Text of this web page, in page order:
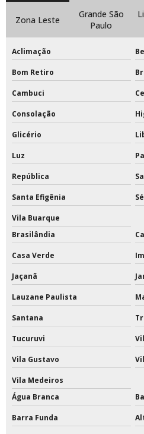
Rede de tênis preço
Rede de tênis profissional
Redes de proteção para quadras
Redes de tenis de quadra
Redes esportivas
Redes esportivas de proteção
Redes esportivas sob medida
Reformas em quadras esportivas
Tabela de basquete acrilico oficial
Tabela de basquete com estrutura
Tabela de basquete oficial
Tabela de basquete oficial a venda
Tabela de basquete oficial acrílico
Tabela de basquete oficial com
Zona Leste
Grande São
Paulo
Aclimação
Bom Retiro
Cambuci
Consolação
Glicério
Luz
República
Santa Efigênia Sé
Vila Buarque
Brasilândia
Casa Verde
Jaçanã
Lauzane Paulista
Santana
Tucuruvi
Vila Gustavo
Vila Medeiros
Água Branca
Barra Funda